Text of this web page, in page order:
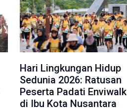
Hari Lingkungan Hidup
Sedunia 2026: Ratusan
Peserta Padati Enviwalk
di Ibu Kota Nusantara